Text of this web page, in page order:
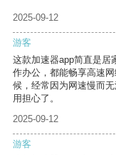
2025-09-12
游客
这款加速器app简直是居
作办公，都能畅享高速
候，经常因为网速慢而
用担心了。
2025-09-12
游客